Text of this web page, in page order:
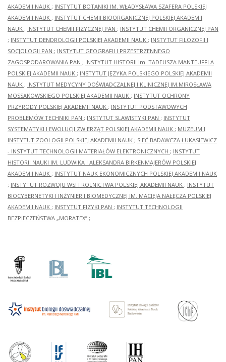
AKADEMII NAUK ; INSTYTUT BOTANIKI IM. WŁADYSŁAWA SZAFERA POLSKIEJ
AKADEMII NAUK ; INSTYTUT CHEMII BIOORGANICZNEJ POLSKIEJ AKADEMII
NAUK ; INSTYTUT CHEMII FIZYCZNEJ PAN ; INSTYTUT CHEMII ORGANICZNEJ PAN
; INSTYTUT DENDROLOGII POLSKIEJ AKADEMII NAUK ; INSTYTUT FILOZOFII I
SOCJOLOGII PAN ; INSTYTUT GEOGRAFII I PRZESTRZENNEGO
ZAGOSPODAROWANIA PAN ; INSTYTUT HISTORII im. TADEUSZA MANTEUFFLA
POLSKIEJ AKADEMII NAUK ; INSTYTUT JĘZYKA POLSKIEGO POLSKIEJ AKADEMII
NAUK ; INSTYTUT MEDYCYNY DOŚWIADCZALNEJ I KLINICZNEJ IM.MIROSŁAWA
MOSSAKOWSKIEGO POLSKIEJ AKADEMII NAUK ; INSTYTUT OCHRONY
PRZYRODY POLSKIEJ AKADEMII NAUK ; INSTYTUT PODSTAWOWYCH
PROBLEMÓW TECHNIKI PAN ; INSTYTUT SLAWISTYKI PAN ; INSTYTUT
SYSTEMATYKI I EWOLUCJI ZWIERZĄT POLSKIEJ AKADEMII NAUK ; MUZEUM I
INSTYTUT ZOOLOGII POLSKIEJ AKADEMII NAUK ; SIEĆ BADAWCZA ŁUKASIEWICZ
- INSTYTUT TECHNOLOGII MATERIAŁÓW ELEKTRONICZNYCH ; INSTYTUT
HISTORII NAUKI IM. LUDWIKA I ALEKSANDRA BIRKENMAJERÓW POLSKIEJ
AKADEMII NAUK ; INSTYTUT NAUK EKONOMICZNYCH POLSKIEJ AKADEMII NAUK
; INSTYTUT ROZWOJU WSI I ROLNICTWA POLSKIEJ AKADEMII NAUK ; INSTYTUT
BIOCYBERNETYKI I INŻYNIERII BIOMEDYCZNEJ IM. MACIEJA NAŁĘCZA POLSKIEJ
AKADEMII NAUK ; INSTYTUT FIZYKI PAN ; INSTYTUT TECHNOLOGII
BEZPIECZEŃSTWA „MORATEX” ;